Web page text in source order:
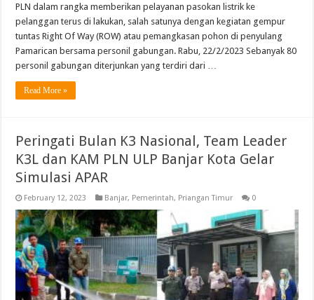
PLN dalam rangka memberikan pelayanan pasokan listrik ke
pelanggan terus di lakukan, salah satunya dengan kegiatan gempur
tuntas Right Of Way (ROW) atau pemangkasan pohon di penyulang
Pamarican bersama personil gabungan. Rabu, 22/2/2023 Sebanyak 80
personil gabungan diterjunkan yang terdiri dari …
Read More »
Peringati Bulan K3 Nasional, Team Leader
K3L dan KAM PLN ULP Banjar Kota Gelar
Simulasi APAR
February 12, 2023 Banjar, Pemerintah, Priangan Timur 0